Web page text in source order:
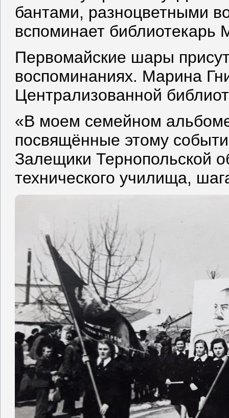
бантами, разноцветными
вспоминает библиотекарь
Первомайские шары
воспоминаниях. Марина
Централизованной
«В моем семейном
посвящённые этому
Залещики Тернопольской
технического училища,